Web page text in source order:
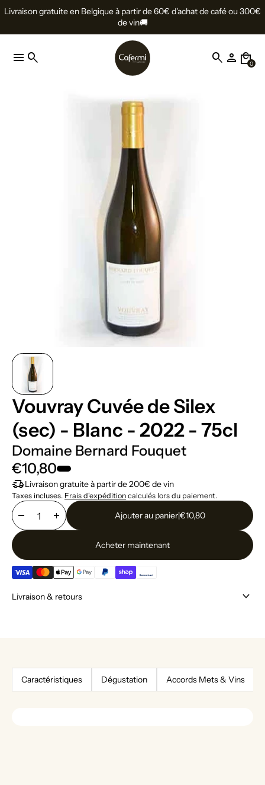
Livraison gratuite en Belgique à partir de 60€ d'achat de café ou 300€
de vin🚚
menu search search person local_mall
0
Vouvray Cuvée de Silex
(sec) - Blanc - 2022 - 75cl
Domaine Bernard Fouquet
€10,80
delivery_truck_speedLivraison gratuite à partir de 200€ de vin
Taxes incluses. Frais d'expédition calculés lors du paiement.
remove add Ajouter au panier|€10,80
Acheter maintenant
Livraison & retours keyboard_arrow_down
Caractéristiques Dégustation Accords Mets & Vins